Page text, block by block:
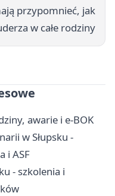
przypomnieć, jak
w całe rodziny
awarie i e-BOK
w Słupsku -
i ASF
- szkolenia i